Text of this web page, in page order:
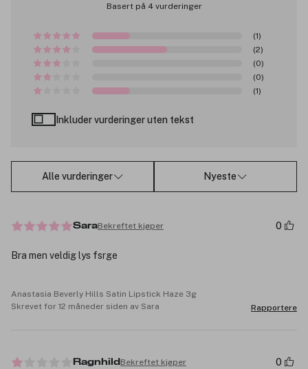
Basert på 4 vurderinger
(1)
(2)
(0)
(0)
(1)
Inkluder vurderinger uten tekst
Alle vurderinger Nyeste
SaraBekreftet kjøper 0
Bra men veldig lys fsrge
Anastasia Beverly Hills Satin Lipstick Haze 3g
Skrevet for 12 måneder siden av Sara
Rapportere
Ragnhild Bekreftet kjøper 0